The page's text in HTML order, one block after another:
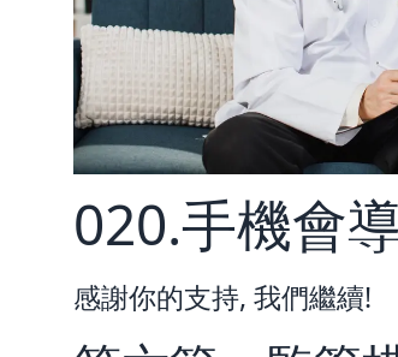
020.手機會
感謝你的支持, 我們繼續!